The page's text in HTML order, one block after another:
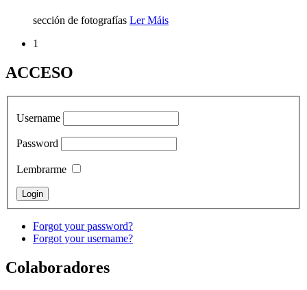
sección de fotografías Ler Máis
1
ACCESO
Username
Password
Lembrarme
Forgot your password?
Forgot your username?
Colaboradores